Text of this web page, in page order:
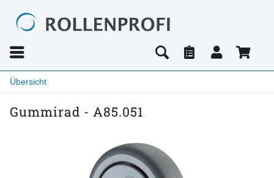
Übersicht
Gummirad - A85.051